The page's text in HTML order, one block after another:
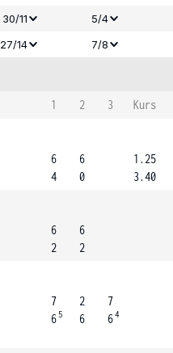
30/11
5/4
27/14 7/8
1 2 3
Kurs
6
4
6
0
1.25
3.40
6
2
6
2
7
6 5
2
6
7
64